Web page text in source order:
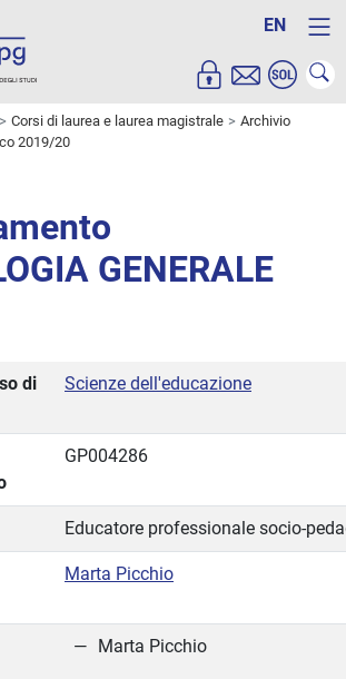
EN
Corsi di laurea e laurea magistrale
Archivio
2019/20
GENERALE
di
Scienze dell'educazione
GP004286
Educatore professionale socio-
Marta Picchio
Marta Picchio